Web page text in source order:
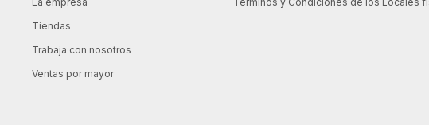
Tiendas
Trabaja con nosotros
Ventas por mayor